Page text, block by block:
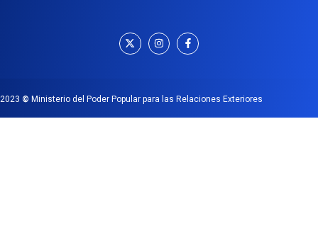
2023 © Ministerio del Poder Popular para las Relaciones Exteriores